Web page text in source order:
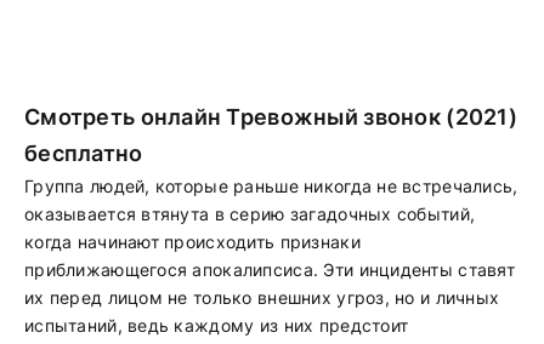
Смотреть онлайн Тревожный звонок (2021)
бесплатно
Группа людей, которые раньше никогда не встречались,
оказывается втянута в серию загадочных событий,
когда начинают происходить признаки
приближающегося апокалипсиса. Эти инциденты ставят
их перед лицом не только внешних угроз, но и личных
испытаний, ведь каждому из них предстоит